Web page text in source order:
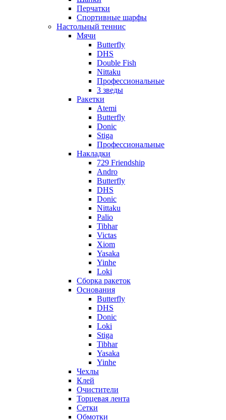
Перчатки
Спортивные шарфы
Настольный теннис
Мячи
Butterfly
DHS
Double Fish
Nittaku
Профессиональные
3 зведы
Ракетки
Atemi
Butterfly
Donic
Stiga
Профессиональные
Накладки
729 Friendship
Andro
Butterfly
DHS
Donic
Nittaku
Palio
Tibhar
Victas
Xiom
Yasaka
Yinhe
Loki
Сборка ракеток
Основания
Butterfly
DHS
Donic
Loki
Stiga
Tibhar
Yasaka
Yinhe
Чехлы
Клей
Очистители
Торцевая лента
Сетки
Обмотки